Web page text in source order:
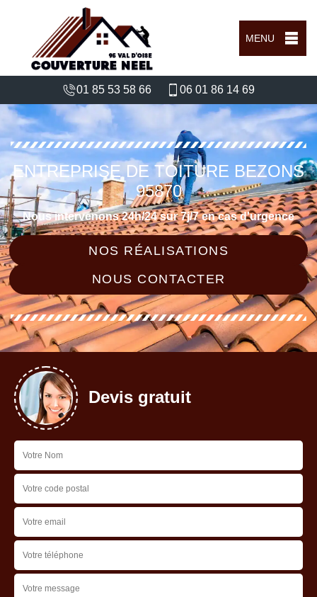
MENU
01 85 53 58 66 06 01 86 14 69
ENTREPRISE DE TOITURE BEZONS
95870
Nous intervenons 24h/24 sur 7j/7 en cas d'urgence
NOS RÉALISATIONS
NOUS CONTACTER
Devis gratuit